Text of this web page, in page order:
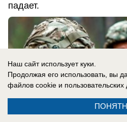
падает.
Наш сайт использует куки.
Продолжая его использовать, вы
файлов cookie и пользовательских